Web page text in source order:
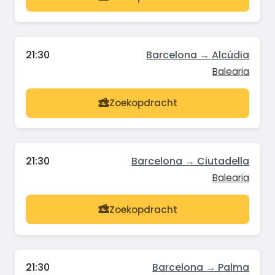
21:30 Barcelona → Alcúdia
Balearia
Zoekopdracht
21:30 Barcelona → Ciutadella
Balearia
Zoekopdracht
21:30 Barcelona → Palma